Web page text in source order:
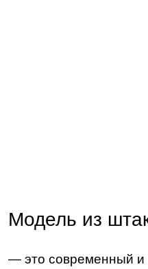
Модель из
— это современный и